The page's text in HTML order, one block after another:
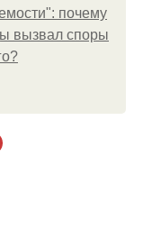
почему
вызвал споры